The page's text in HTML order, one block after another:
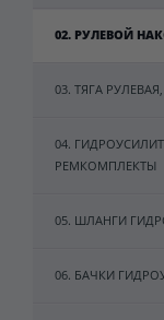
02. РУЛЕВОЙ
03. ТЯГА
04.
РЕМКОМПЛЕКТЫ
05. ШЛАНГИ
06. БАЧКИ